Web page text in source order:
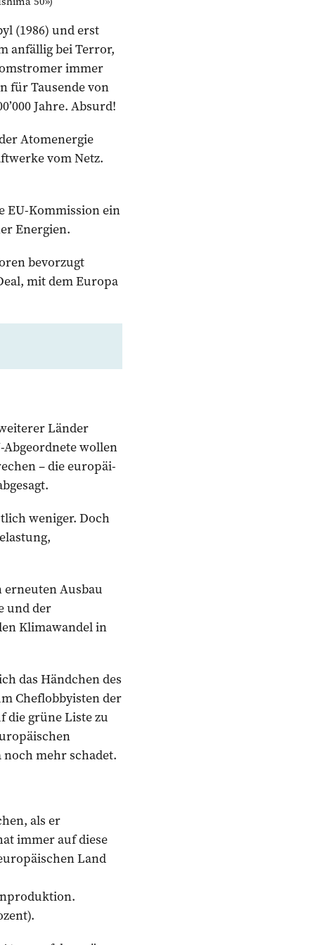
(1986) und erst
anfällig bei Terror,
immer
für Tausende von
Jahre. Absurd!
Atomenergie
vom Netz.
EU-Kommission ein
Energien.
bevorzugt
mit dem ­Europa
Länder
wollen
– die europäi­
weniger. Doch
Ausbau
und der
Klimawandel in
das Händchen des
Cheflobbyisten der
die grüne Liste zu
noch mehr schadet.
als er
immer auf diese
Land